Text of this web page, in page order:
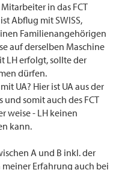
in das FCT
Abflug mit SWISS,
Familienangehörigen
auf derselben Maschine
LH erfolgt, sollte der
dürfen.
UA? Hier ist UA aus der
somit auch des FCT
weise - LH keinen
kann.
A und B inkl. der
Erfahrung auch bei